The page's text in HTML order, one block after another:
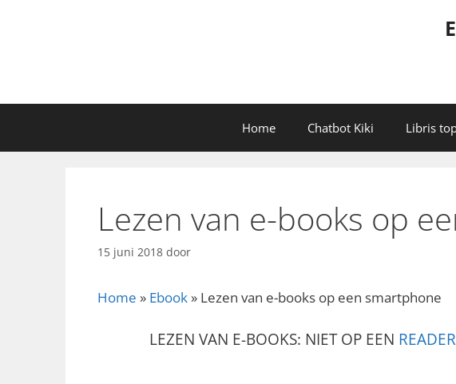
Home Chatbot Kiki Libris
Lezen van e-books op
15 juni 2018 door
Home » Ebook » Lezen van e-books op een smartphone
LEZEN VAN E-BOOKS: NIET OP EEN READER